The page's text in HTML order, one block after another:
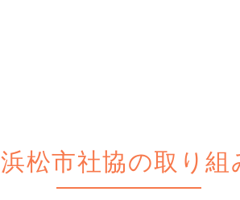
浜松市社協の取り組